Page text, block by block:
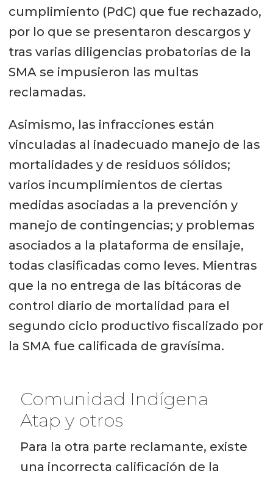
cumplimiento (PdC) que fue rechazado,
por lo que se presentaron descargos y
tras varias diligencias probatorias de la
SMA se impusieron las multas
reclamadas.
Asimismo, las infracciones están
vinculadas al inadecuado manejo de las
mortalidades y de residuos sólidos;
varios incumplimientos de ciertas
medidas asociadas a la prevención y
manejo de contingencias; y problemas
asociados a la plataforma de ensilaje,
todas clasificadas como leves. Mientras
que la no entrega de las bitácoras de
control diario de mortalidad para el
segundo ciclo productivo fiscalizado por
la SMA fue calificada de gravísima.
Comunidad Indígena
Atap y otros
Para la otra parte reclamante, existe
una incorrecta calificación de la